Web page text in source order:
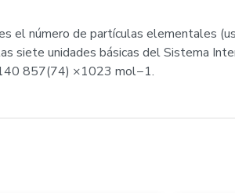
el número de partículas elementales
siete unidades básicas del Sistema
857(74) ×1023 mol−1.